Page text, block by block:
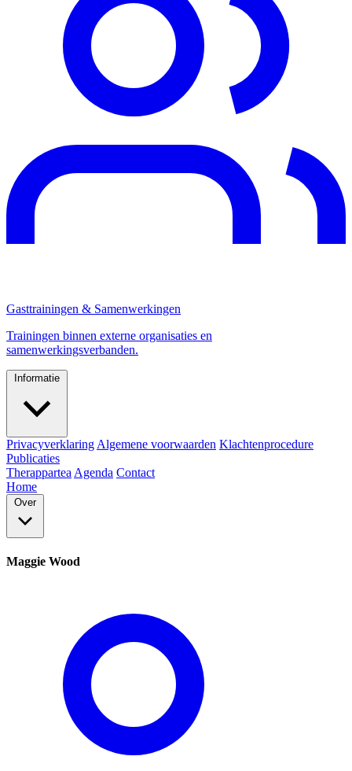
Gasttrainingen & Samenwerkingen
Trainingen binnen externe organisaties en
samenwerkingsverbanden.
Privacyverklaring Algemene voorwaarden Klachtenprocedure
Publicaties
Therappartea Agenda Contact
Home
Over
Maggie Wood